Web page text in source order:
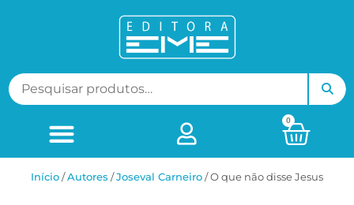
0
Início/ㅤAutores /Joseval Carneiro/ O que não disse Jesus